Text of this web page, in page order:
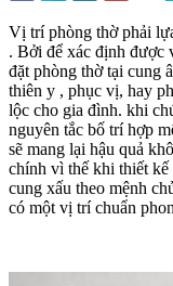
Vị trí phòng thờ phải
. Bởi để xác định được
đặt phòng thờ tại cung
thiên y , phục vị, hay
lộc cho gia đình. khi
nguyên tắc bố trí hợp
sẽ mang lại hậu quả
chính vì thế khi thiết kế
cung xấu theo mệnh
có một vị trí chuẩn